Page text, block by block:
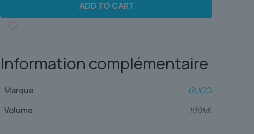
ADD TO CART
Information complémentaire
Marque
GUCCI
Volume
100ML